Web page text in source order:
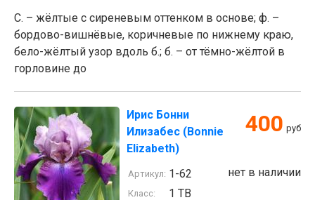
С. – жёлтые с сиреневым оттенком в основе; ф. –
бордово-вишнёвые, коричневые по нижнему краю,
бело-жёлтый узор вдоль б.; б. – от тёмно-жёлтой в
горловине до
Ирис Бонни
Илизабес (Bonnie
Elizabeth)
400 руб
нет в наличии
Артикул: 1-62
Класс: 1 TB